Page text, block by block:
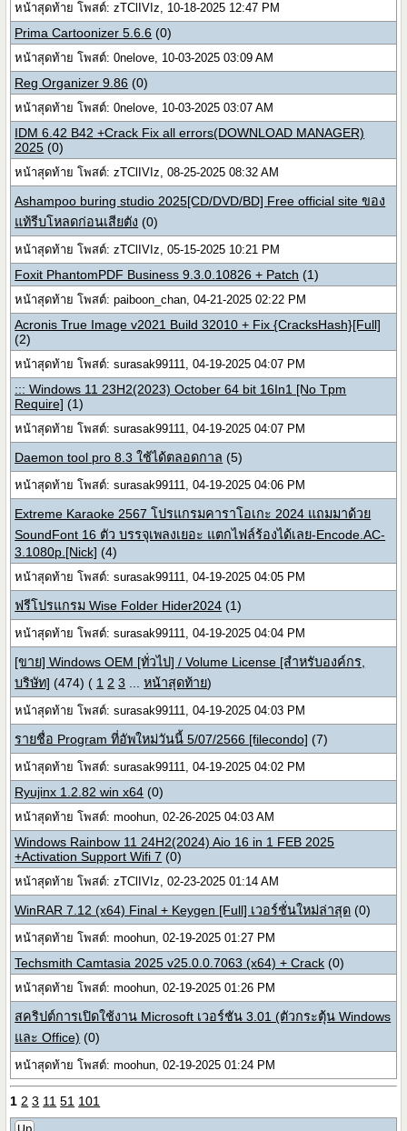
หน้าสุดท้าย โพสต์: zTClIVIz, 10-18-2025 12:47 PM
Prima Cartoonizer 5.6.6 (0)
หน้าสุดท้าย โพสต์: 0nelove, 10-03-2025 03:09 AM
Reg Organizer 9.86 (0)
หน้าสุดท้าย โพสต์: 0nelove, 10-03-2025 03:07 AM
IDM 6.42 B42 +Crack Fix all errors(DOWNLOAD MANAGER)
2025 (0)
หน้าสุดท้าย โพสต์: zTClIVIz, 08-25-2025 08:32 AM
Ashampoo buring studio 2025[CD/DVD/BD] Free official site ของ
แท้รีบโหลดก่อนเสียตัง (0)
หน้าสุดท้าย โพสต์: zTClIVIz, 05-15-2025 10:21 PM
Foxit PhantomPDF Business 9.3.0.10826 + Patch (1)
หน้าสุดท้าย โพสต์: paiboon_chan, 04-21-2025 02:22 PM
Acronis True Image v2021 Build 32010 + Fix {CracksHash}[Full]
(2)
หน้าสุดท้าย โพสต์: surasak99111, 04-19-2025 04:07 PM
::: Windows 11 23H2(2023) October 64 bit 16In1 [No Tpm
Require] (1)
หน้าสุดท้าย โพสต์: surasak99111, 04-19-2025 04:07 PM
Daemon tool pro 8.3 ใช้ได้ตลอดกาล (5)
หน้าสุดท้าย โพสต์: surasak99111, 04-19-2025 04:06 PM
Extreme Karaoke 2567 โปรแกรมคาราโอเกะ 2024 แถมมาด้วย
SoundFont 16 ตัว บรรจุเพลงเยอะ แตกไฟล์ร้องได้เลย-Encode.AC-
3.1080p.[Nick] (4)
หน้าสุดท้าย โพสต์: surasak99111, 04-19-2025 04:05 PM
ฟรีโปรแกรม Wise Folder Hider2024 (1)
หน้าสุดท้าย โพสต์: surasak99111, 04-19-2025 04:04 PM
[ขาย] Windows OEM [ทั่วไป] / Volume License [สำหรับองค์กร,
บริษัท] (474)( 1 2 3 ...หน้าสุดท้าย)
หน้าสุดท้าย โพสต์: surasak99111, 04-19-2025 04:03 PM
รายชื่อ Program ที่อัพใหม่วันนี้ 5/07/2566 [filecondo] (7)
หน้าสุดท้าย โพสต์: surasak99111, 04-19-2025 04:02 PM
Ryujinx 1.2.82 win x64 (0)
หน้าสุดท้าย โพสต์: moohun, 02-26-2025 04:03 AM
Windows Rainbow 11 24H2(2024) Aio 16 in 1 FEB 2025
+Activation Support Wifi 7 (0)
หน้าสุดท้าย โพสต์: zTClIVIz, 02-23-2025 01:14 AM
WinRAR 7.12 (x64) Final + Keygen [Full] เวอร์ชั่นใหม่ล่าสุด (0)
หน้าสุดท้าย โพสต์: moohun, 02-19-2025 01:27 PM
Techsmith Camtasia 2025 v25.0.0.7063 (x64) + Crack (0)
หน้าสุดท้าย โพสต์: moohun, 02-19-2025 01:26 PM
สคริปต์การเปิดใช้งาน Microsoft เวอร์ชัน 3.01 (ตัวกระตุ้น Windows
และ Office) (0)
หน้าสุดท้าย โพสต์: moohun, 02-19-2025 01:24 PM
1 2 3 11 51 101